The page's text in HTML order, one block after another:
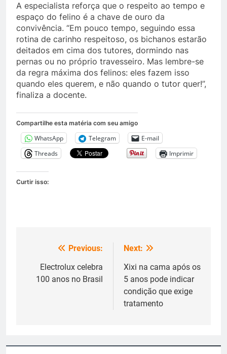
A especialista reforça que o respeito ao tempo e
espaço do felino é a chave de ouro da
convivência. “Em pouco tempo, seguindo essa
rotina de carinho respeitoso, os bichanos estarão
deitados em cima dos tutores, dormindo nas
pernas ou no próprio travesseiro. Mas lembre-se
da regra máxima dos felinos: eles fazem isso
quando eles querem, e não quando o tutor quer!”,
finaliza a docente.
Compartilhe esta matéria com seu amigo
WhatsApp Telegram
E-mail
Threads
Imprimir
Curtir isso:
Navegação
Previous:
Electrolux celebra
100 anos no Brasil
Next:
Xixi na cama após os
5 anos pode indicar
condição que exige
tratamento